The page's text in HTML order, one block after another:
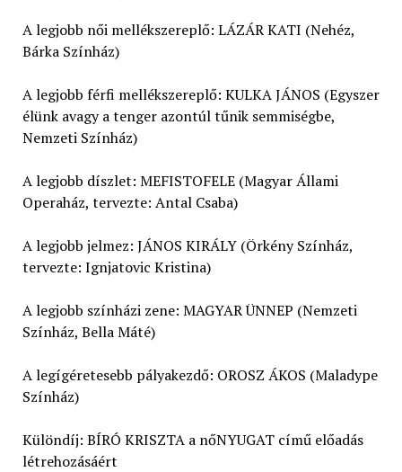
A legjobb női mellékszereplő: LÁZÁR KATI (Nehéz,
Bárka Színház)
A legjobb férfi mellékszereplő: KULKA JÁNOS (Egyszer
élünk avagy a tenger azontúl tűnik semmiségbe,
Nemzeti Színház)
A legjobb díszlet: MEFISTOFELE (Magyar Állami
Operaház, tervezte: Antal Csaba)
A legjobb jelmez: JÁNOS KIRÁLY (Örkény Színház,
tervezte: Ignjatovic Kristina)
A legjobb színházi zene: MAGYAR ÜNNEP (Nemzeti
Színház, Bella Máté)
A legígéretesebb pályakezdő: OROSZ ÁKOS (Maladype
Színház)
Különdíj: BÍRÓ KRISZTA a nőNYUGAT című előadás
létrehozásáért